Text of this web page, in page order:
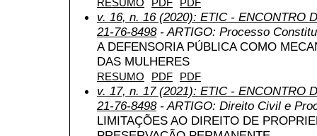
RESUMO PDF PDF
v. 16, n. 16 (2020): ETIC - ENCONTRO
21-76-8498- ARTIGO: Processo
A DEFENSORIA PÚBLICA COMO
DAS MULHERES
RESUMO PDF PDF
v. 17, n. 17 (2021): ETIC - ENCONTRO
21-76-8498- ARTIGO: Direito Civil e
LIMITAÇÕES AO DIREITO DE